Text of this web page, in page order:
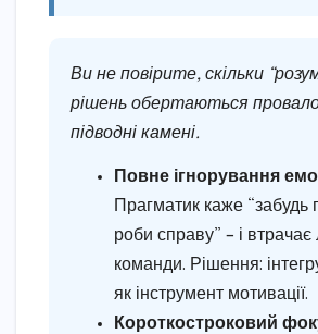
Ви не повірите, скільки
рішень обертаються
підводні камені.
Повне ігнорування
Прагматик каже “забудь
роби справу” – і втрачає
команди. Рішення:
як інструмент мотивації.
Короткостроковий